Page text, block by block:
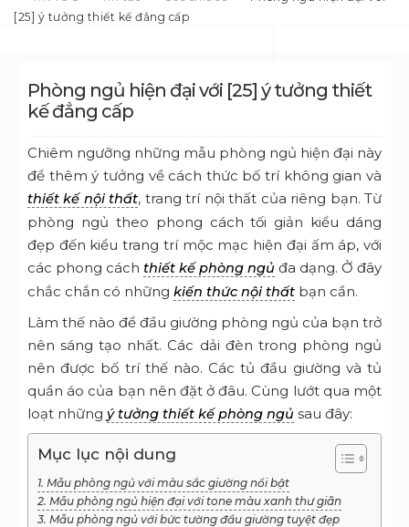
[25] ý tưởng thiết kế đẳng cấp
Phòng ngủ hiện đại với [25] ý tưởng thiết
kế đẳng cấp
Chiêm ngưỡng những mẫu phòng ngủ hiện đại này
để thêm ý tưởng về cách thức bố trí không gian và
thiết kế nội thất, trang trí nội thất của riêng bạn.Từ
phòng ngủ theo phong cách tối giản kiểu dáng
đẹp đến kiểu trang trí mộc mạc hiện đại ấm áp, với
các phong cách thiết kế phòng ngủ đa dạng. Ở đây
chắc chắn có những kiến thức nội thất bạn cần.
Làm thế nào để đầu giường phòng ngủ của bạn trở
nên sáng tạo nhất. Các dải đèn trong phòng ngủ
nên được bố trí thế nào. Các tủ đầu giường và tủ
quần áo của bạn nên đặt ở đâu. Cùng lướt qua một
loạt những ý tưởng thiết kế phòng ngủ sau đây:
Mục lục nội dung
1. Mẫu phòng ngủ với màu sắc giường nổi bật
2. Mẫu phòng ngủ hiện đại với tone màu xanh thư giãn
3. Mẫu phòng ngủ với bức tường đầu giường tuyệt đẹp